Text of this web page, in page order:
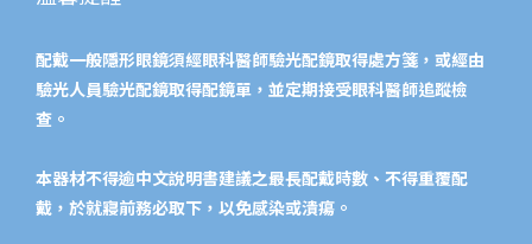
配戴一般隱形眼鏡須經眼科醫師驗光配鏡取得處方箋，或經由
驗光人員驗光配鏡取得配鏡單，並定期接受眼科醫師追蹤檢
查。
本器材不得逾中文說明書建議之最長配戴時數、不得重覆配
戴，於就寢前務必取下，以免感染或潰瘍。